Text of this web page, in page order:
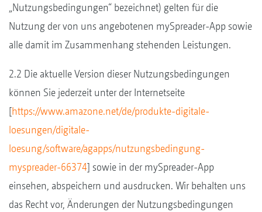
„Nutzungsbedingungen“ bezeichnet) gelten für die
Nutzung der von uns angebotenen mySpreader-App sowie
alle damit im Zusammenhang stehenden Leistungen.
2.2 Die aktuelle Version dieser Nutzungsbedingungen
können Sie jederzeit unter der Internetseite
[https://www.amazone.net/de/produkte-digitale-
loesungen/digitale-
loesung/software/agapps/nutzungsbedingung-
myspreader-66374] sowie in der mySpreader-App
einsehen, abspeichern und ausdrucken. Wir behalten uns
das Recht vor, Änderungen der Nutzungsbedingungen